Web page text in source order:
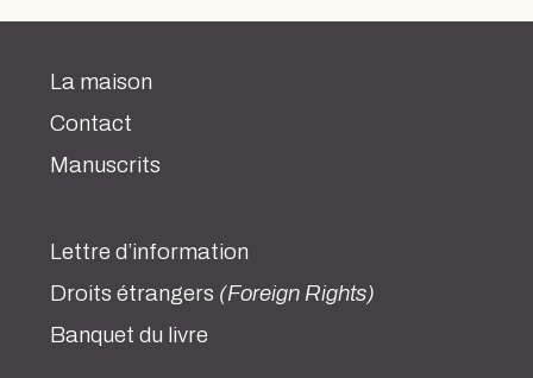
La maison
Contact
Manuscrits
Lettre d’information
Droits étrangers (Foreign Rights)
Banquet du livre